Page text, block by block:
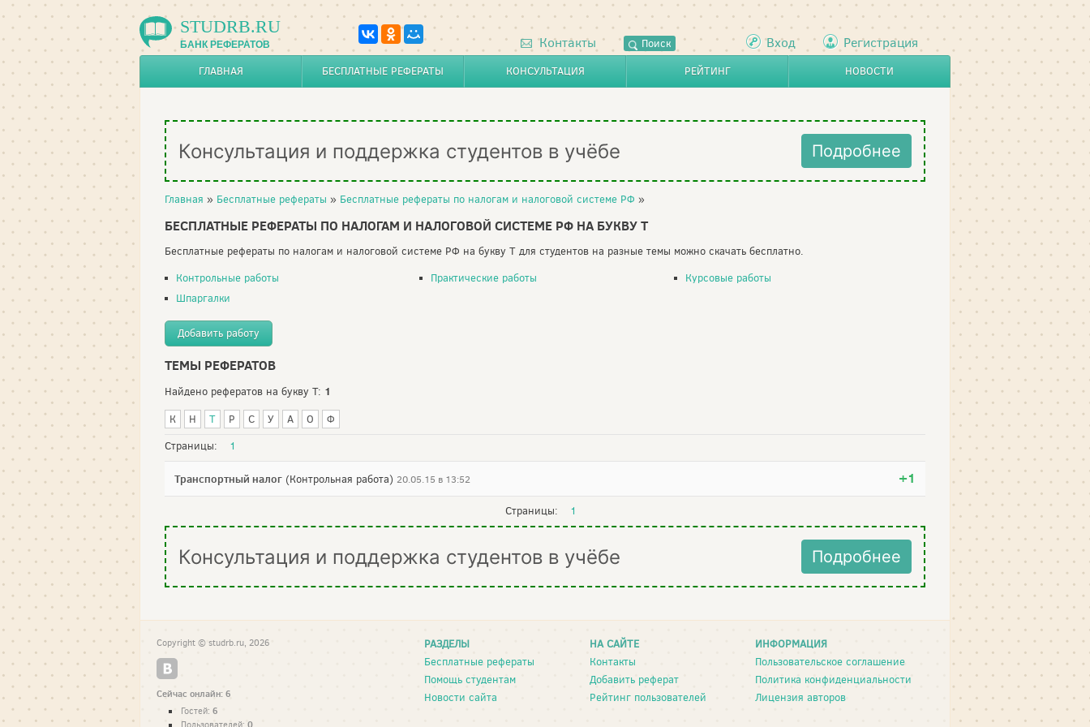
STUDRB.RU
БАНК РЕФЕРАТОВ Контакты Поиск Вход Регистрация
ГЛАВНАЯ БЕСПЛАТНЫЕ РЕФЕРАТЫ КОНСУЛЬТАЦИЯ РЕЙТИНГ НОВОСТИ
Консультация и поддержка студентов в учёбе Подробнее
Главная » Бесплатные рефераты » Бесплатные рефераты по налогам и налоговой системе РФ »
БЕСПЛАТНЫЕ РЕФЕРАТЫ ПО НАЛОГАМ И НАЛОГОВОЙ СИСТЕМЕ РФ НА БУКВУ Т
Бесплатные рефераты по налогам и налоговой системе РФ на букву Т для студентов на разные темы можно скачать бесплатно.
Контрольные работы
Практические работы
Курсовые работы
Шпаргалки
Добавить работу
ТЕМЫ РЕФЕРАТОВ
Найдено рефератов на букву Т: 1
К Н Т Р С У А О
Ф
Страницы:
1
+1
Транспортный налог (Контрольная работа) 20.05.15 в 13:52
Страницы: 1
Консультация и поддержка студентов в учёбе Подробнее
РАЗДЕЛЫ
Бесплатные рефераты
Помощь студентам
Новости сайта
НА САЙТЕ
Контакты
Добавить реферат
Рейтинг пользователей
ИНФОРМАЦИЯ
Пользовательское соглашение
Политика конфиденциальности
Лицензия авторов
Copyright © studrb.ru, 2026
Сейчас онлайн: 6
Гостей: 6